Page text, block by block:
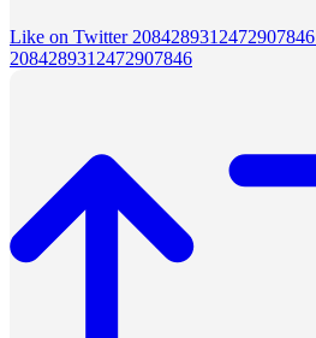
Like on Twitter 2084289312472907846
2084289312472907846